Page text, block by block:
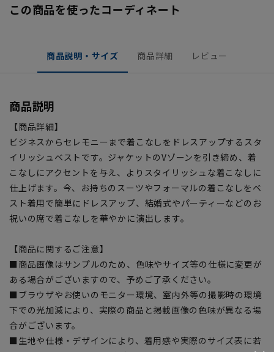
この商品を使ったコーディネート
商品説明・サイズ 商品詳細 レビュー
商品説明
【商品詳細】
ビジネスからセレモニーまで着こなしをドレスアップするスタ
イリッシュベストです。ジャケットのVゾーンを引き締め、着
こなしにアクセントを与え、よりスタイリッシュな着こなしに
仕上げます。今、お持ちのスーツやフォーマルの着こなしをベ
スト着用で簡単にドレスアップ、結婚式やパーティーなどのお
祝いの席で着こなしを華やかに演出します。
【商品に関するご注意】
■商品画像はサンプルのため、色味やサイズ等の仕様に変更が
ある場合がございますので、予めご了承ください。
■ブラウザやお使いのモニター環境、室内外等の撮影時の環境
下での光加減により、実際の商品と掲載画像の色味が異なる場
合がございます。
■生地や仕様・デザインにより、着用感や実際のサイズ表に若